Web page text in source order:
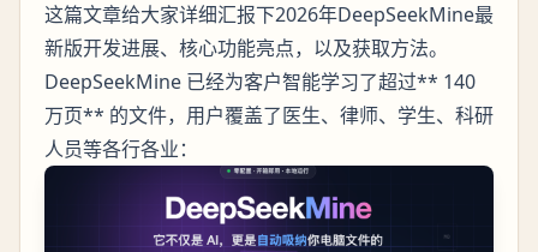
这篇文章给大家详细汇报下2026年DeepSeekMine最
新版开发进展、核心功能亮点，以及获取方法。
DeepSeekMine 已经为客户智能学习了超过** 140
万页** 的文件，用户覆盖了医生、律师、学生、科研
人员等各行各业：